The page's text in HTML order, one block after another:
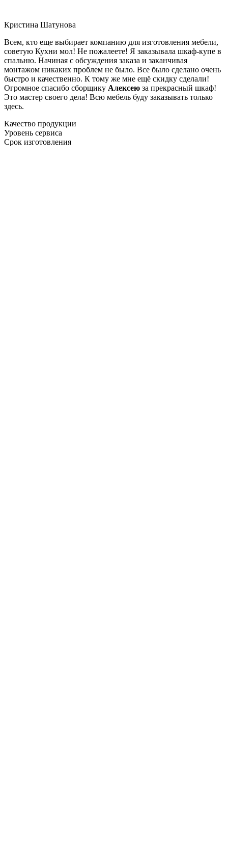
Кристина Шатунова
Всем, кто еще выбирает компанию для изготовления мебели,
советую Кухни мол! Не пожалеете! Я заказывала шкаф-купе в
спальню. Начиная с обсуждения заказа и заканчивая
монтажом никаких проблем не было. Все было сделано очень
быстро и качественно. К тому же мне ещё скидку сделали!
Огромное спасибо сборщику Алексею за прекрасный шкаф!
Это мастер своего дела! Всю мебель буду заказывать только
здесь.
Качество продукции
Уровень сервиса
Срок изготовления